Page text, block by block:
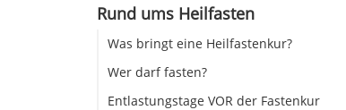
Rund ums Heilfasten
Was bringt eine Heilfastenkur?
Wer darf fasten?
Entlastungstage VOR der Fastenkur